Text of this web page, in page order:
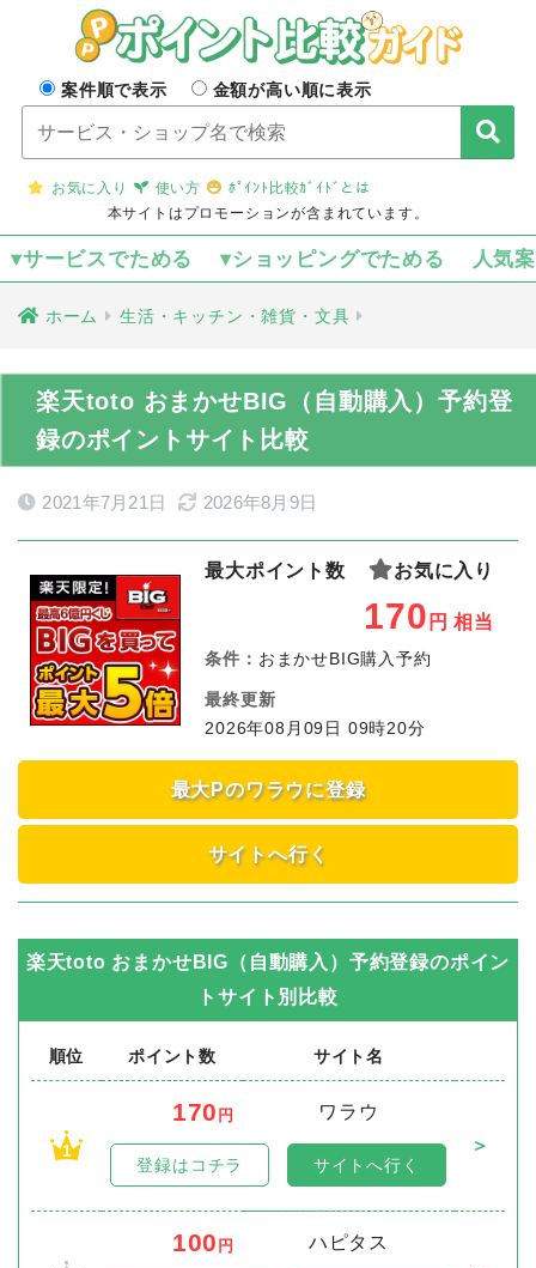
案件順で表示 金額が高い順に表示
お気に入り 使い方
ﾎﾟｲﾝﾄ比較ｶﾞｲﾄﾞとは
本サイトはプロモーションが含まれています。
▾サービスでためる ▾ショッピングでためる 人気
ホーム 生活・キッチン・雑貨・文具
楽天toto おまかせBIG（自動購入）予約登
録のポイントサイト比較
2021年7月21日 2026年8月9日
最大ポイント数 お気に入り
170 円 相当
条件： おまかせBIG購入予約
最終更新
2026年08月09日 09時20分
最大Pのワラウに登録
サイトへ行く
楽天toto おまかせBIG（自動購入）予約登録のポイン
トサイト別比較
順位 ポイント数 サイト名
1
170 円
ワラウ
＞
登録はコチラ サイトへ行く
100 円
ハピタス